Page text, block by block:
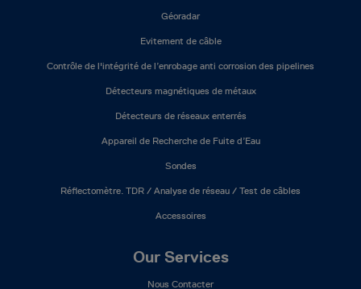
Géoradar
Evitement de câble
Contrôle de l'intégrité de l’enrobage anti corrosion des pipelines
Détecteurs magnétiques de métaux
Détecteurs de réseaux enterrés
Appareil de Recherche de Fuite d’Eau
Sondes
Réflectomètre. TDR / Analyse de réseau / Test de câbles
Accessoires
Our Services
Nous Contacter